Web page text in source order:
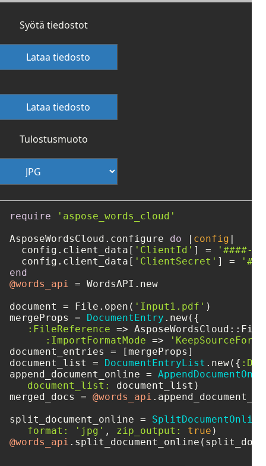
Syötä tiedostot
Lataa tiedosto
Lataa tiedosto
Tulostusmuoto
require
'aspose_words_cloud'
AsposeWordsCloud.configure do | config |
  config.client_data[
'ClientId' ] =
'####-
  config.client_data[
'ClientSecret' ] =
end
@words_api = WordsAPI.new
document = File.open( 'Input1.pdf' )
mergeProps = DocumentEntry .new({
:FileReference =>
:ImportFormatMode =>
document_entries = [mergeProps]
document_list = DocumentEntryList .new({
append_document_online =
document_list:
document_list)
merged_docs = @words_api
split_document_online =
format:
'jpg' , zip_output: true
@words_api